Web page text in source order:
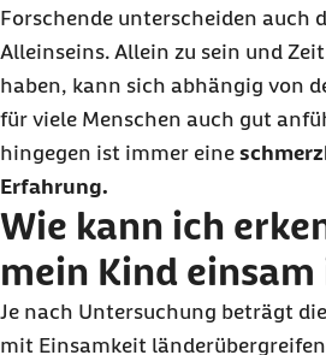
Forschende unterscheiden auch
Alleinseins. Allein zu sein und
haben, kann sich abhängig von
für viele Menschen auch gut
hingegen ist immer eine
Erfahrung.
Wie kann ich
mein Kind einsam
Je nach Untersuchung beträgt
mit Einsamkeit